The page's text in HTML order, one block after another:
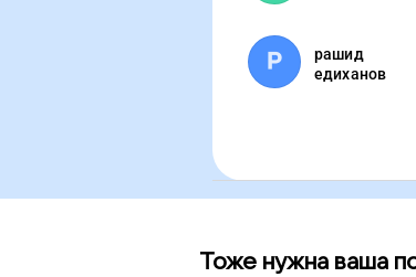
рашид
едиханов
Тоже нужна ваша